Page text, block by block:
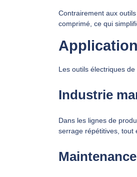
Contrairement aux
comprimé, ce qui
Les outils électriques
Industrie
Dans les lignes de
serrage répétitives, tout